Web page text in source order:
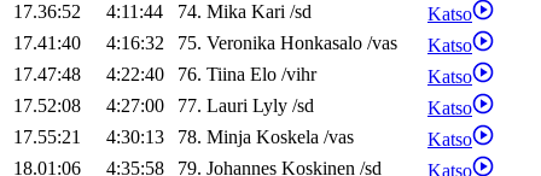
17.36:52
4:11:44 74. Mika Kari /sd
Katso
17.41:40
4:16:32 75. Veronika Honkasalo /vas
Katso
17.47:48
4:22:40 76. Tiina Elo /vihr
Katso
17.52:08
4:27:00 77. Lauri Lyly /sd
Katso
17.55:21
4:30:13 78. Minja Koskela /vas
Katso
18.01:06
4:35:58 79. Johannes Koskinen /sd Katso